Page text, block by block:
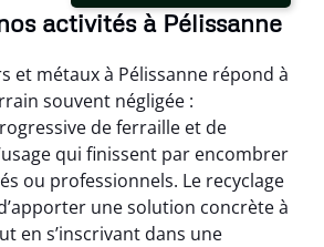
activités à Pélissanne
et métaux à Pélissanne répond à
souvent négligée :
de ferraille et de
qui finissent par encombrer
ou professionnels. Le recyclage
une solution concrète à
en s’inscrivant dans une